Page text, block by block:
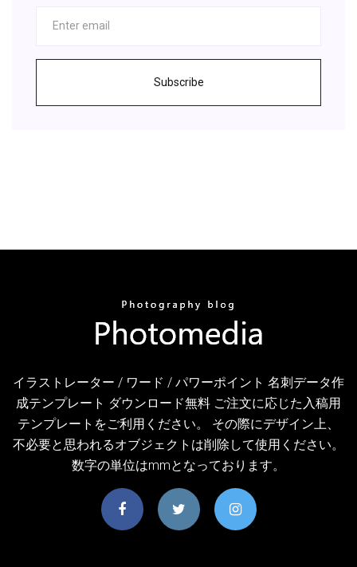
Subscribe
イラストレーター / ワード / パワーポイント 名刺データ作
成テンプレート ダウンロード無料 ご注文に応じた入稿用
テンプレートをご利用ください。 その際にデザイン上、
不必要と思われるオブジェクトは削除して使用ください。
数字の単位はmmとなっております。